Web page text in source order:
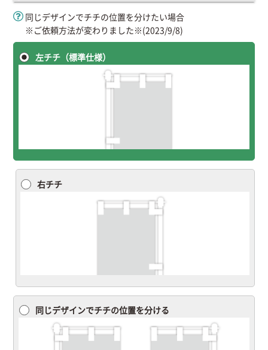
同じデザインでチチの位置を分けたい場合
※ご依頼方法が変わりました※(2023/9/8)
左チチ（標準仕様）
右チチ
同じデザインでチチの位置を分ける